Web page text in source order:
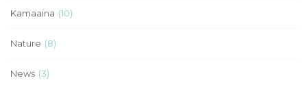
Kamaaina (10)
Nature (8)
News (3)